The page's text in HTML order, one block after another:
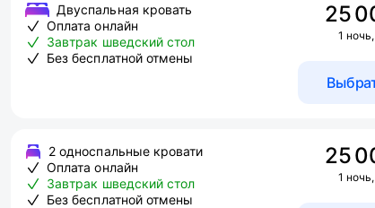
Двуспальная кровать
Оплата онлайн
Завтрак шведский стол
Без бесплатной отмены
25
1
2 односпальные кровати
Оплата онлайн
Завтрак шведский стол
Без бесплатной отмены
25
1